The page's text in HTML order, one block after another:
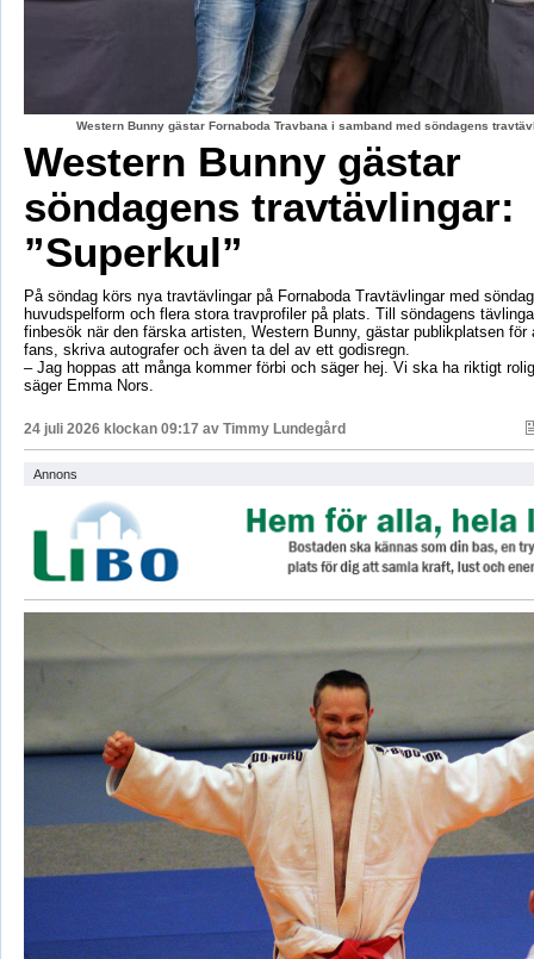
Western Bunny gästar Fornaboda Travbana i samband med söndagens
Western Bunny gästar
söndagens travtävlingar:
”Superkul”
På söndag körs nya travtävlingar på Fornaboda Travtävlingar med
huvudspelform och flera stora travprofiler på plats. Till söndagens
finbesök när den färska artisten, Western Bunny, gästar publikplatsen för
fans, skriva autografer och även ta del av ett godisregn.
– Jag hoppas att många kommer förbi och säger hej. Vi ska ha riktigt
säger Emma Nors.
24 juli 2026 klockan 09:17 av Timmy Lundegård
Annons